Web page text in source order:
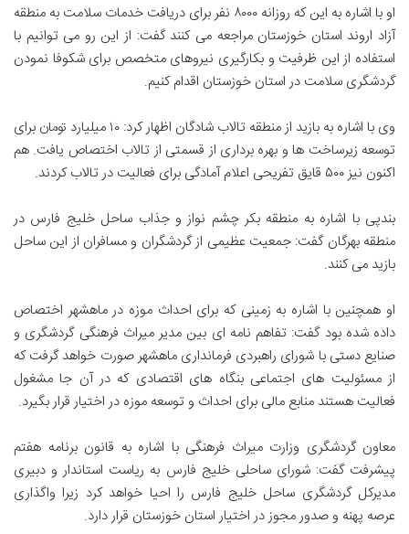
او با اشاره به این که روزانه ۸۰۰۰ نفر برای دریافت خدمات سلامت به منطقه
آزاد اروند استان خوزستان مراجعه می کنند گفت: از این رو می توانیم با
استفاده از این ظرفیت و بکارگیری نیروهای متخصص برای شکوفا نمودن
گردشگری سلامت در استان خوزستان اقدام کنیم.
وی با اشاره به بازید از منطقه تالاب شادگان اظهار کرد: ۱۰ میلیارد تومان برای
توسعه زیرساخت ها و بهره برداری از قسمتی از تالاب اختصاص یافت. هم
اکنون نیز ۵۰۰ قایق تفریحی اعلام آمادگی برای فعالیت در تالاب کردند.
بندپی با اشاره به منطقه بکر چشم نواز و جذاب ساحل خلیج فارس در
منطقه بهرگان گفت: جمعیت عظیمی از گردشگران و مسافران از این ساحل
بازید می کنند.
او همچنین با اشاره به زمینی که برای احداث موزه در ماهشهر اختصاص
داده شده بود گفت: تفاهم نامه ای بین مدیر میراث فرهنگی گردشگری و
صنایع دستی با شورای راهبردی فرمانداری ماهشهر صورت خواهد گرفت که
از مسئولیت های اجتماعی بنگاه های اقتصادی که در آن جا مشغول
فعالیت هستند منابع مالی برای احداث و توسعه موزه در اختیار قرار بگیرد.
معاون گردشگری وزارت میراث فرهنگی با اشاره به قانون برنامه هفتم
پیشرفت گفت: شورای ساحلی خلیج فارس به ریاست استاندار و دبیری
مدیرکل گردشگری ساحل خلیج فارس را احیا خواهد کرد زیرا واگذاری
عرصه پهنه و صدور مجوز در اختیار استان خوزستان قرار دارد.